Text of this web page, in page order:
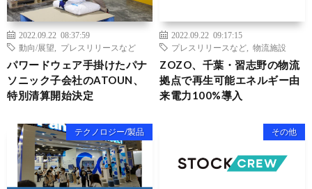
2022.09.22 08:37:59
動向/展望
プレスリリースなど
パワードウェア手掛けたパナ
ソニック子会社のATOUN、
特別清算開始決定
2022.09.22 09:17:15
プレスリリースなど
物流施設
ZOZO、千葉・習志野の物流
拠点で再生可能エネルギー由
来電力100%導入
テクノロジー/製品 その他